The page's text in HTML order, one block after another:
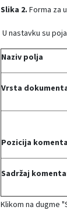
Slika 2. Forma za
U nastavku su
Naziv polja
Vrsta
Pozicija
Sadržaj
Klikom na dugme